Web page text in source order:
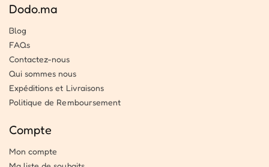
Dodo.ma
Blog
FAQs
Contactez-nous
Qui sommes nous
Expéditions et Livraisons
Politique de Remboursement
Compte
Mon compte